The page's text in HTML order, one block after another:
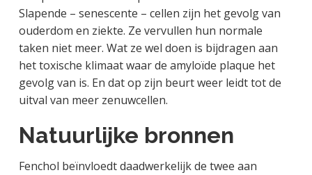
Slapende – senescente – cellen zijn het gevolg van
ouderdom en ziekte. Ze vervullen hun normale
taken niet meer. Wat ze wel doen is bijdragen aan
het toxische klimaat waar de amyloïde plaque het
gevolg van is. En dat op zijn beurt weer leidt tot de
uitval van meer zenuwcellen.
Natuurlijke bronnen
Fenchol beïnvloedt daadwerkelijk de twee aan